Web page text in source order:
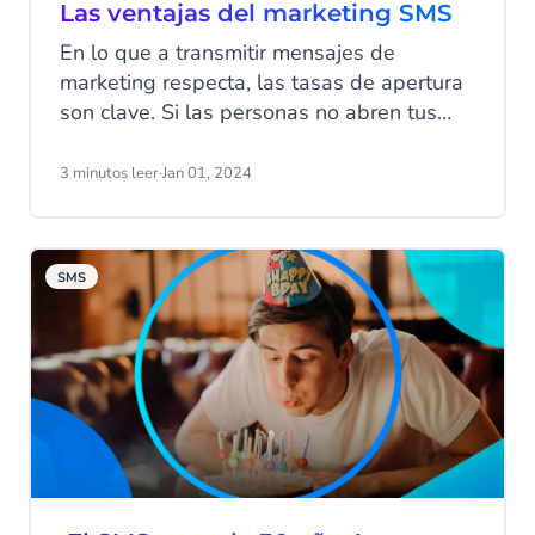
Las ventajas del marketing SMS
En lo que a transmitir mensajes de
marketing respecta, las tasas de apertura
son clave. Si las personas no abren tus
¿Qué canal ofrece las mejores tasas de
aplicaciones? La respuesta te
sorprenderá…
3 minutos leer·Jan 01, 2024
SMS